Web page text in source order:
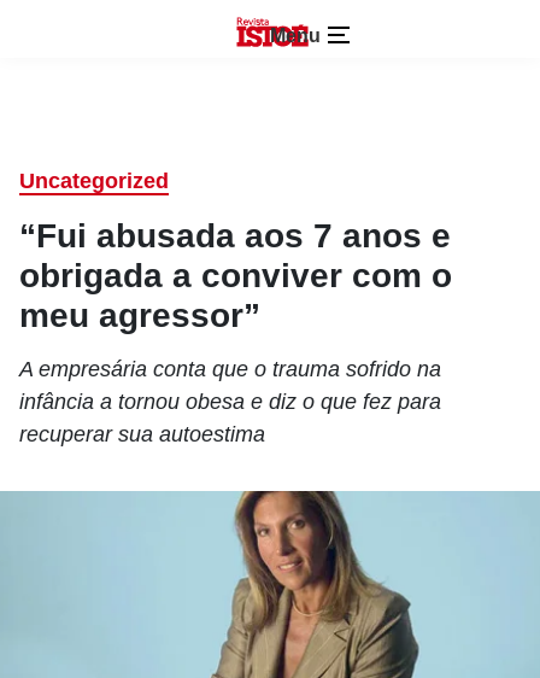
Menu
Uncategorized
“Fui abusada aos 7 anos e
obrigada a conviver com o
meu agressor”
A empresária conta que o trauma sofrido na
infância a tornou obesa e diz o que fez para
recuperar sua autoestima